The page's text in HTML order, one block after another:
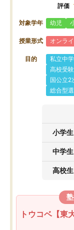
評価
対象学年 幼児
授業形式 オンラ
目的 私立中
高校受
国公立2
総合型
小学生
中学生
高校生
トウコベ【東